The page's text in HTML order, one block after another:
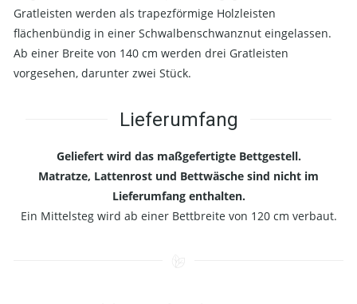
Gratleisten werden als trapezförmige Holzleisten
flächenbündig in einer Schwalbenschwanznut eingelassen.
Ab einer Breite von 140 cm werden drei Gratleisten
vorgesehen, darunter zwei Stück.
Lieferumfang
Geliefert wird das maßgefertigte Bettgestell.
Matratze, Lattenrost und Bettwäsche sind nicht im
Lieferumfang enthalten.
Ein Mittelsteg wird ab einer Bettbreite von 120 cm verbaut.